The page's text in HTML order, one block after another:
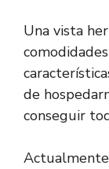
Una vista
de
conseguir